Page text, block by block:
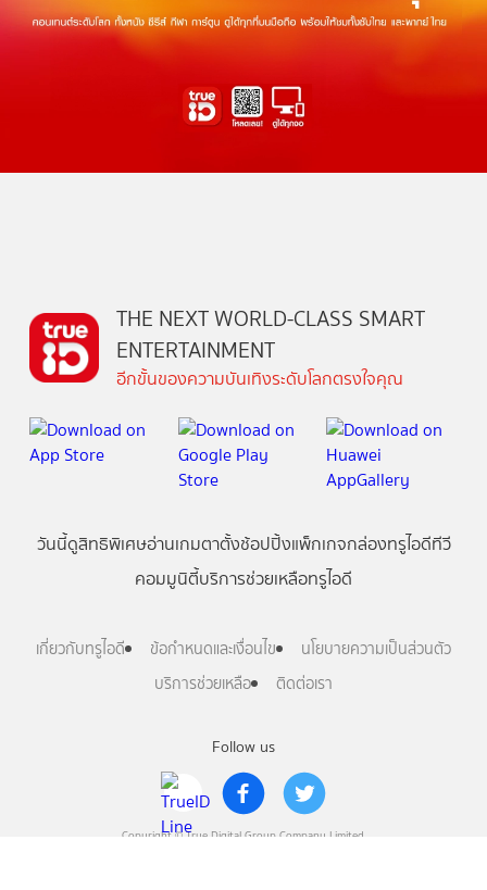
Follow us
Copyright © True Digital Group Company Limited.
THE NEXT WORLD-CLASS SMART
ENTERTAINMENT
อีกขั้นของความบันเทิงระดับโลกตรงใจคุณ
วันนี้ดูสิทธิพิเศษอ่านเกมตาตั้งช้อปปิ้งแพ็กเกจกล่องทรูไอดีทีวี
คอมมูนิตี้บริการช่วยเหลือทรูไอดี
เกี่ยวกับทรูไอดี ข้อกำหนดและเงื่อนไข
นโยบายความเป็นส่วนตัว
บริการช่วยเหลือ
ติดต่อเรา